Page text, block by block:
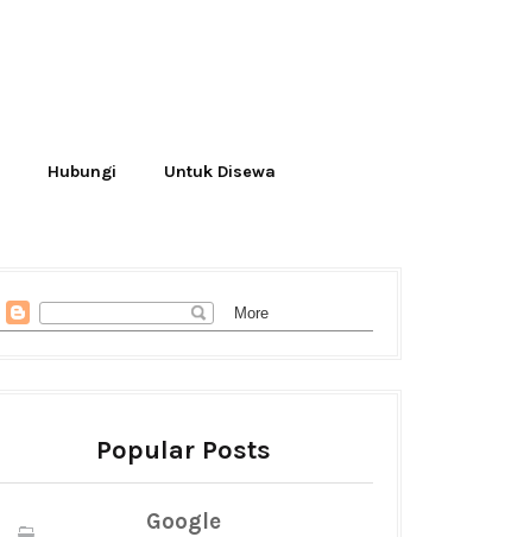
Hubungi Untuk Disewa
Popular Posts
Google